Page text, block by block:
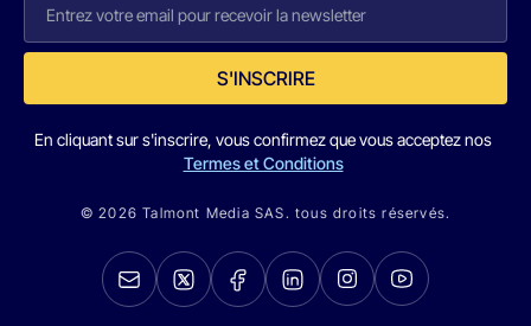
S'INSCRIRE
En cliquant sur s'inscrire, vous confirmez que vous acceptez nos
Termes et Conditions
© 2026 Talmont Media SAS. tous droits réservés.